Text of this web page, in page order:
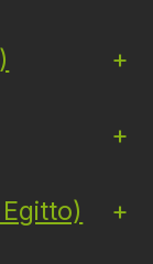
+
+
+